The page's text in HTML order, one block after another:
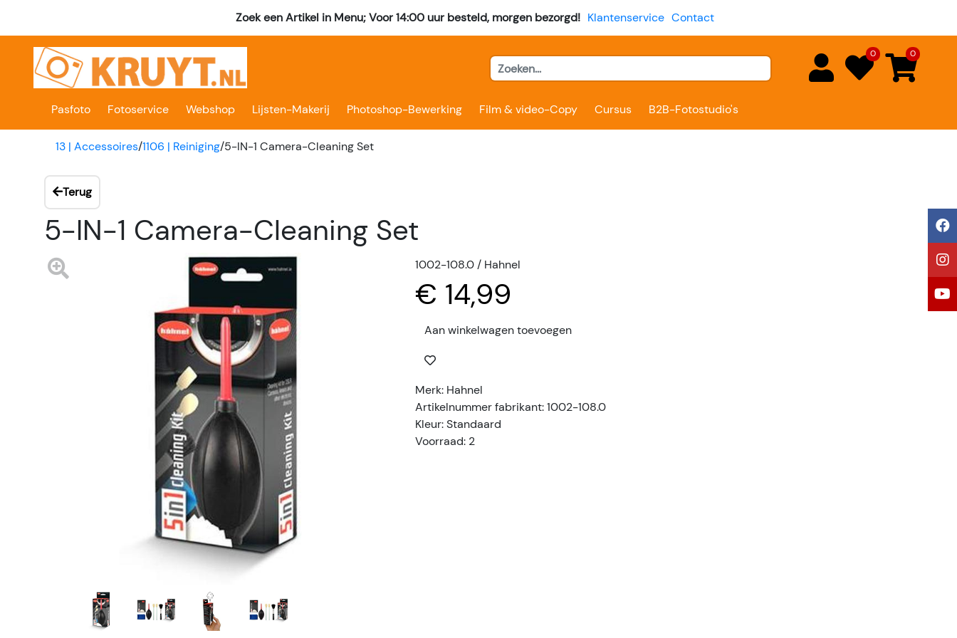
Zoek een Artikel in Menu; Voor 14:00 uur besteld, morgen bezorgd! Klantenservice Contact
0 0
Pasfoto Fotoservice Webshop Lijsten-Makerij Photoshop-Bewerking Film & video-Copy Cursus B2B-Fotostudio's
13 | Accessoires/1106 | Reiniging/5-IN-1 Camera-Cleaning Set
Terug
5-IN-1 Camera-Cleaning Set
1002-108.0 / Hahnel
€ 14,99
Aan winkelwagen toevoegen
Merk: Hahnel
Artikelnummer fabrikant: 1002-108.0
Kleur: Standaard
Voorraad: 2